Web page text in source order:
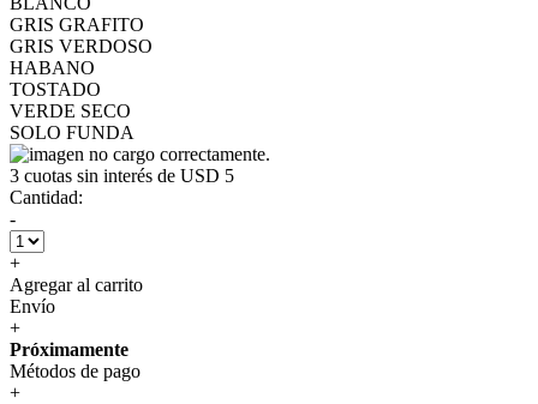
GRIS GRAFITO
GRIS VERDOSO
HABANO
TOSTADO
VERDE SECO
SOLO FUNDA
3 cuotas sin interés de USD 5
Cantidad:
-
+
Agregar al carrito
Envío
+
Próximamente
Métodos de pago
+